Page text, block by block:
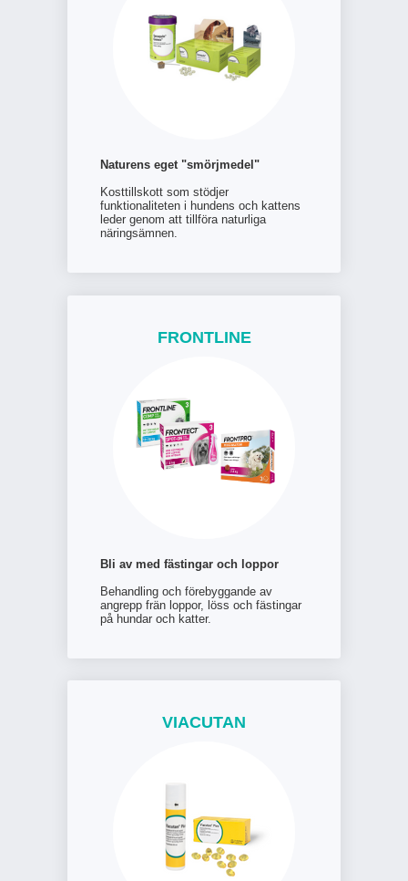
Naturens eget "smörjmedel"
Kosttillskott som stödjer
funktionaliteten i hundens och kattens
leder genom att tillföra naturliga
näringsämnen.
FRONTLINE
Bli av med fästingar och loppor
Behandling och förebyggande av
angrepp frän loppor, löss och fästingar
på hundar och katter.
VIACUTAN